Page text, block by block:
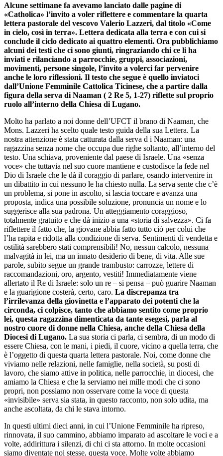
Alcune settimane fa avevamo lanciato dalle pagine di
«Catholica» l’invito a voler riflettere e commentare la quarta
lettera pastorale del vescovo Valerio Lazzeri, dal titolo «Come
in cielo, così in terra». Lettera dedicata alla terra e con cui si
conclude il ciclo dedicato ai quattro elementi. Ora pubblichiamo
alcuni dei testi che ci sono giunti, ringraziando chi ce li ha
inviati e rilanciando a parrocchie, gruppi, associazioni,
movimenti, persone singole, l’invito a volerci far pervenire
anche le loro riflessioni. Il testo che segue è quello inviatoci
dall’Unione Femminile Cattolica Ticinese, che a partire dalla
figura della serva di Naaman ( 2 Re 5, 1-27) riflette sul proprio
ruolo all’interno della Chiesa di Lugano.
Molto ha parlato a noi donne dell’UFCT il brano di Naaman, che
Mons. Lazzeri ha scelto quale testo guida della sua Lettera. La
nostra attenzione è stata catturata dalla serva d i Naaman: una
ragazzina senza nome che occupa due righe soltanto, all’interno del
testo. Una schiava, proveniente dal paese di Israele. Una «senza
voce» che tuttavia nel suo cuore mantiene e custodisce la fede nel
Dio di Israele che le dà il coraggio di parlare, osando intervenire in
un dibattito in cui nessuno le ha chiesto nulla. La serva sente che c’è
un problema, si pone in ascolto, si lascia toccare e avanza una
proposta, indica una possibile soluzione, pronuncia un nome e lo
suggerisce alla sua padrona. Un atteggiamento coraggioso,
totalmente gratuito e che dà inizio a una «storia di salvezza». Ci fa
riflettere il fatto che, la giovane abbia fatto tutto ciò per colui che
l’ha rapita e ridotta alla condizione di serva. Sentimenti di vendetta e
ostilità sarebbero stati comprensibili! No, nessun calcolo, nessuna
malvagità in lei, ma un innato desiderio di bene, di vita. Alle sue
parole, subito segue un grande trambusto: carrozze, lettere di
raccomandazioni, oro, argento, vestiti! Immediatamente viene
allertato il Re di Israele: solo un re – si pensa – può guarire Naaman
e la guarigione costerà, certo, caro. La discrepanza tra
l’irrilevanza della giovinetta e l’apparato dei potenti che la
circonda, ci colpisce, tanto che abbiamo sentito come proprio
lei, questa ragazzina dimenticata da tante esegesi, parla al
nostro cuore di donne nella Chiesa, anche della Chiesa della
Diocesi di Lugano. La sua storia ci parla, ci sembra, di un modo di
essere Chiesa, con le mani, i piedi, il cuore, vicino a quella terra, che
è l’oggetto di questa quarta lettera pastorale. Noi, come donne che
viviamo nelle relazioni, nelle famiglie, nella società, su posti di
lavoro, che siamo attive in politica, nelle parrocchie, in diocesi, che
amiamo la Chiesa e che la serviamo nei mille modi che ci sono
propri, non possiamo non osservare come la voce di questa
«invisibile» serva sia stata, in questo racconto, non solo udita, ma
anche ascoltata, da chi le stava intorno.
In questi ultimi dieci anni, in cui l’Unione Femminile ha ripreso,
rinnovata, il suo cammino, abbiamo imparato ad ascoltare le voci e a
volte, addirittura i silenzi, di chi ci sta attorno. In molte occasioni
siamo diventate noi stesse, questa voce. Molte volte abbiamo